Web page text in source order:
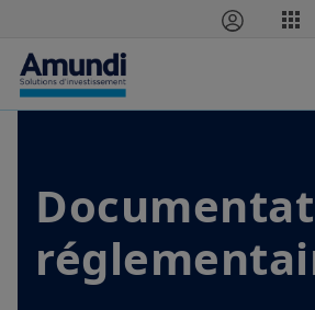
Aller au contenu principal